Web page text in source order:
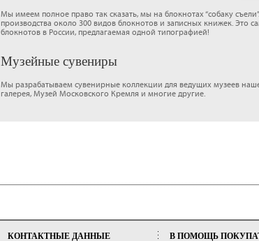
Мы имеем полное право так сказать, мы на блокнотах “собаку
производства около 300 видов блокнотов и записных книжек. Это
блокнотов в России, предлагаемая одной типографией!
Музейные сувениры
Мы разрабатываем сувенирные коллекции для ведущих музеев
галерея, Музей Московского Кремля и многие другие.
КОНТАКТНЫЕ ДАННЫЕ В ПОМОЩЬ